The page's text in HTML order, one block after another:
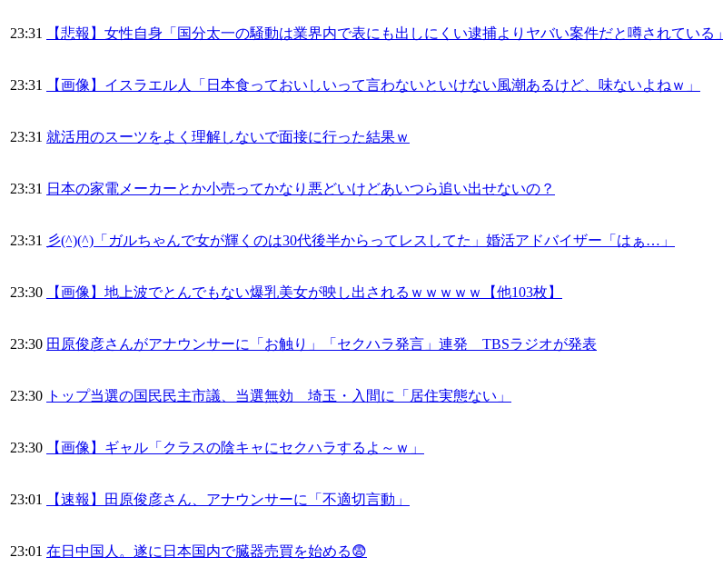
23:31 【悲報】女性自身「国分太一の騒動は業界内で表にも出しにくい逮捕よりヤバい案件だと噂されている」
23:31 【画像】イスラエル人「日本食っておいしいって言わないといけない風潮あるけど、味ないよねｗ」
23:31 就活用のスーツをよく理解しないで面接に行った結果ｗ
23:31 日本の家電メーカーとか小売ってかなり悪どいけどあいつら追い出せないの？
23:31 彡(^)(^)「ガルちゃんで女が輝くのは30代後半からってレスしてた」婚活アドバイザー「はぁ…」
23:30 【画像】地上波でとんでもない爆乳美女が映し出されるｗｗｗｗｗ【他103枚】
23:30 田原俊彦さんがアナウンサーに「お触り」「セクハラ発言」連発 TBSラジオが発表
23:30 トップ当選の国民民主市議、当選無効 埼玉・入間に「居住実態ない」
23:30 【画像】ギャル「クラスの陰キャにセクハラするよ～ｗ」
23:01 【速報】田原俊彦さん、アナウンサーに「不適切言動」
23:01 在日中国人。遂に日本国内で臓器売買を始める😨